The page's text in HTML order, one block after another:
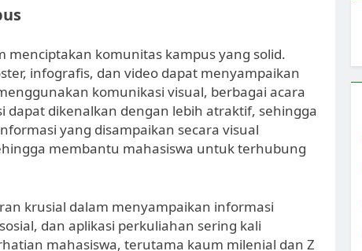
komunitas kampus yang solid.
infografis, dan video dapat menyampaikan
komunikasi visual, berbagai acara
dapat dikenalkan dengan lebih atraktif, sehingga
yang disampaikan secara visual
membantu mahasiswa untuk terhubung
krusial dalam menyampaikan informasi
dan aplikasi perkuliahan sering kali
mahasiswa, terutama kaum milenial dan Z